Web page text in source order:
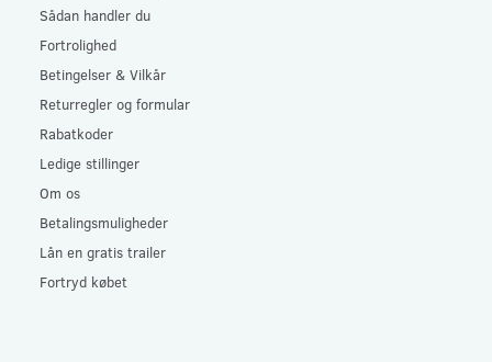
Sådan handler du
Fortrolighed
Betingelser & Vilkår
Returregler og formular
Rabatkoder
Ledige stillinger
Om os
Betalingsmuligheder
Lån en gratis trailer
Fortryd købet